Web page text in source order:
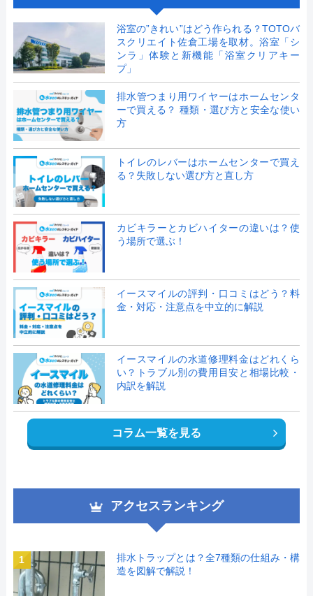
浴室の”きれい”はどう作られる？TOTOバ
スクリエイト佐倉工場を取材。浴室「シ
ンラ」体験と新機能「浴室クリアキー
プ」
排水管つまり用ワイヤーはホームセンタ
ーで買える？ 種類・選び方と安全な使い
方
トイレのレバーはホームセンターで買え
る？失敗しない選び方と直し方
カビキラーとカビハイターの違いは？使
う場所で選ぶ！
イースマイルの評判・口コミはどう？料
金・対応・注意点を中立的に解説
イースマイルの水道修理料金はどれくら
い？トラブル別の費用目安と相場比較・
内訳を解説
コラム一覧を見る
アクセスランキング
1
排水トラップとは？全7種類の仕組み・構
造を図解で解説！